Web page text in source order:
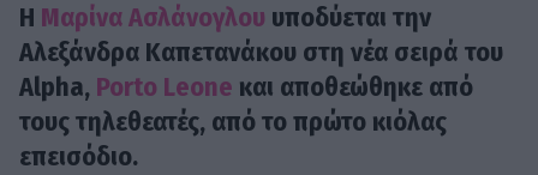
Η Μαρίνα Ασλάνογλου υποδύεται την
Αλεξάνδρα Καπετανάκου στη νέα σειρά του
Alpha, Porto Leone και αποθεώθηκε από
τους τηλεθεατές, από το πρώτο κιόλας
επεισόδιο.